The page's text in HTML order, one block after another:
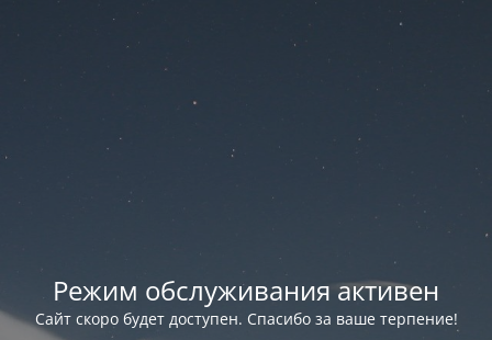
Режим обслуживания активен
Сайт скоро будет доступен. Спасибо за ваше терпение!